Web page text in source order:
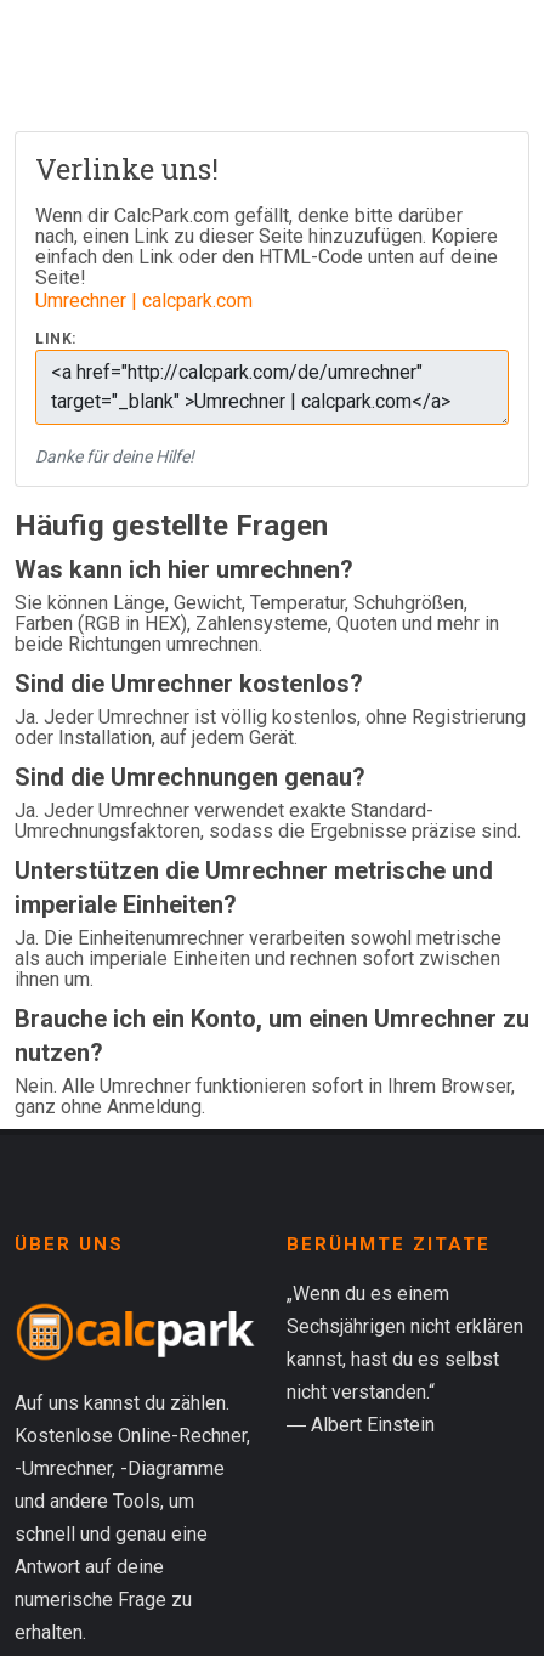
Verlinke uns!
Wenn dir CalcPark.com gefällt, denke bitte darüber
nach, einen Link zu dieser Seite hinzuzufügen. Kopiere
einfach den Link oder den HTML-Code unten auf deine
Seite!
Umrechner | calcpark.com
LINK:
Danke für deine Hilfe!
Häufig gestellte Fragen
Was kann ich hier umrechnen?
Sie können Länge, Gewicht, Temperatur, Schuhgrößen,
Farben (RGB in HEX), Zahlensysteme, Quoten und mehr in
beide Richtungen umrechnen.
Sind die Umrechner kostenlos?
Ja. Jeder Umrechner ist völlig kostenlos, ohne Registrierung
oder Installation, auf jedem Gerät.
Sind die Umrechnungen genau?
Ja. Jeder Umrechner verwendet exakte Standard-
Umrechnungsfaktoren, sodass die Ergebnisse präzise sind.
Unterstützen die Umrechner metrische und
imperiale Einheiten?
Ja. Die Einheitenumrechner verarbeiten sowohl metrische
als auch imperiale Einheiten und rechnen sofort zwischen
ihnen um.
Brauche ich ein Konto, um einen Umrechner zu
nutzen?
Nein. Alle Umrechner funktionieren sofort in Ihrem Browser,
ganz ohne Anmeldung.
ÜBER UNS
Auf uns kannst du zählen.
Kostenlose Online-Rechner,
-Umrechner, -Diagramme
und andere Tools, um
schnell und genau eine
Antwort auf deine
numerische Frage zu
erhalten.
BERÜHMTE ZITATE
„Wenn du es einem
Sechsjährigen nicht erklären
kannst, hast du es selbst
nicht verstanden.“
― Albert Einstein